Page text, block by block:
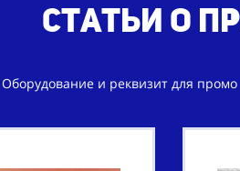
Статьи о
Оборудование и реквизит для промо